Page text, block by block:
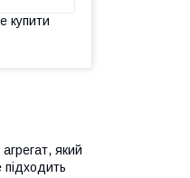
купити
який